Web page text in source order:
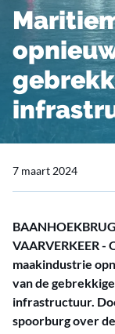
7 maart 2024
VAARVERKEER
maakindustrie
van de
infrastructuur.
spoorburg over